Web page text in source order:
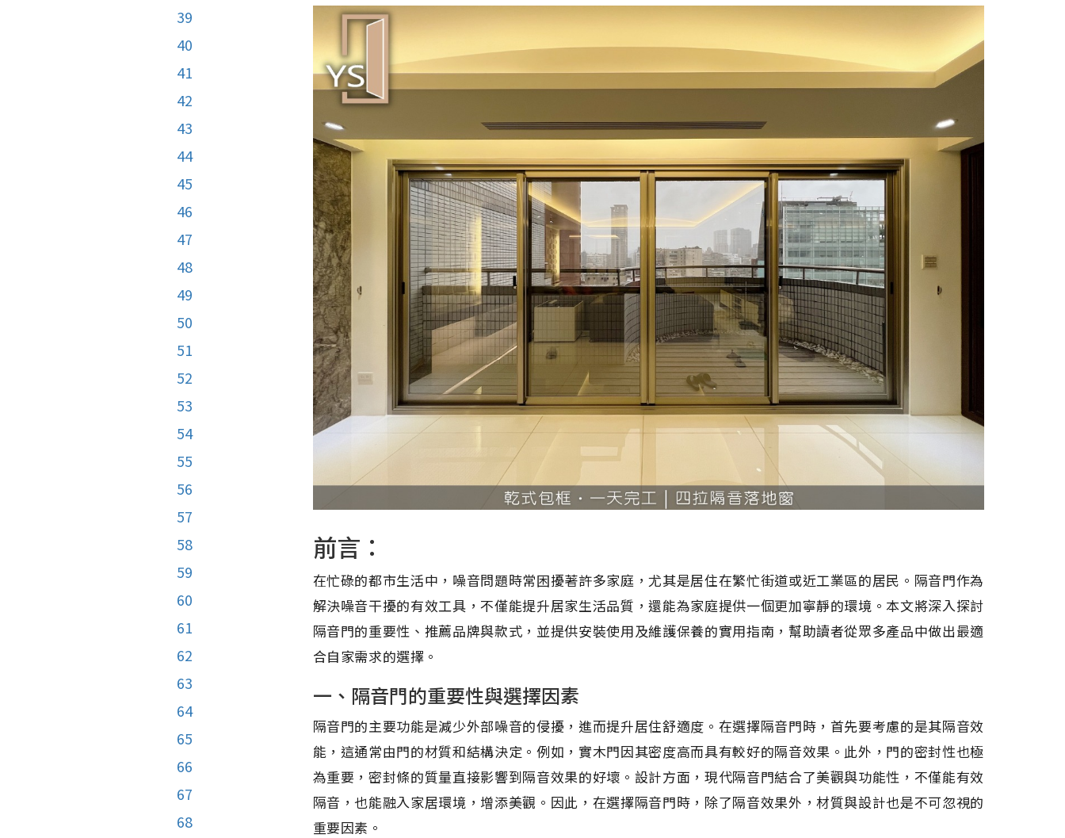
39
40
41
42
43
44
45
46
47
48
49
50
51
52
53
54
55
56
57
58
59
60
61
62
63
64
65
66
67
68
前言：
在忙碌的都市生活中，噪音問題時常困擾著許多家庭，尤其是居住在繁忙街道或近工業區的居民。隔音門作為
解決噪音干擾的有效工具，不僅能提升居家生活品質，還能為家庭提供一個更加寧靜的環境。本文將深入探討
隔音門的重要性、推薦品牌與款式，並提供安裝使用及維護保養的實用指南，幫助讀者從眾多產品中做出最適
合自家需求的選擇。
一、隔音門的重要性與選擇因素
隔音門的主要功能是減少外部噪音的侵擾，進而提升居住舒適度。在選擇隔音門時，首先要考慮的是其隔音效
能，這通常由門的材質和結構決定。例如，實木門因其密度高而具有較好的隔音效果。此外，門的密封性也極
為重要，密封條的質量直接影響到隔音效果的好壞。設計方面，現代隔音門結合了美觀與功能性，不僅能有效
隔音，也能融入家居環境，增添美觀。因此，在選擇隔音門時，除了隔音效果外，材質與設計也是不可忽視的
重要因素。